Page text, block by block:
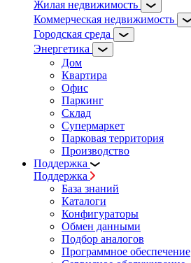
Жилая недвижимость
Коммерческая недвижимость
Городская среда
Энергетика
Дом
Квартира
Офис
Паркинг
Склад
Супермаркет
Парковая территория
Производство
Поддержка
Поддержка
База знаний
Каталоги
Конфигураторы
Обмен данными
Подбор аналогов
Программное обеспечение